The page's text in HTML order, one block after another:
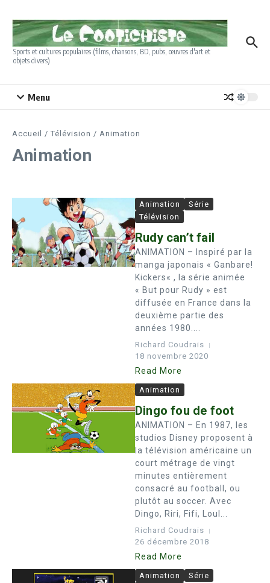
Sports et cultures populaires (films, chansons, BD, pubs, œuvres d'art et
objets divers)
Menu
Accueil / Télévision / Animation
Animation
Animation
Série
Télévision
Rudy can’t fail
ANIMATION – Inspiré par la
manga japonais « Ganbare!
Kickers« , la série animée
« But pour Rudy » est
diffusée en France dans la
deuxième partie des
années 1980....
Richard Coudrais
18 novembre 2020
Read More
Animation
Dingo fou de foot
ANIMATION – En 1987, les
studios Disney proposent à
la télévision américaine un
court métrage de vingt
minutes entièrement
consacré au football, ou
plutôt au soccer. Avec
Dingo, Riri, Fifi, Loul...
Richard Coudrais
26 décembre 2018
Read More
Animation
Série